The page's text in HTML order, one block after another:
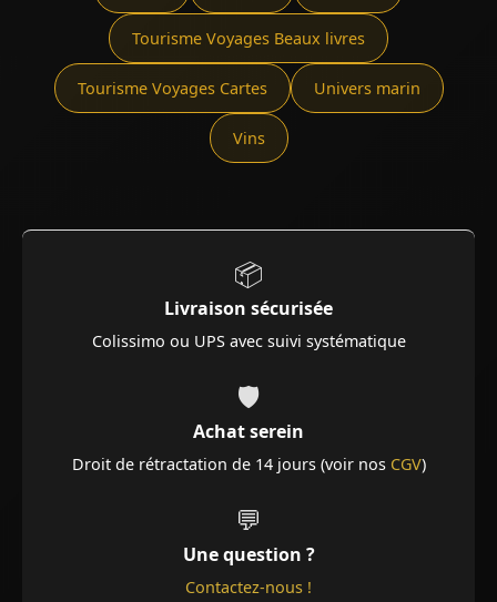
Tourisme Voyages Beaux livres
Tourisme Voyages Cartes Univers marin
Vins
📦
Livraison sécurisée
Colissimo ou UPS avec suivi systématique
🛡️
Achat serein
Droit de rétractation de 14 jours (voir nos CGV)
💬
Une question ?
Contactez-nous !